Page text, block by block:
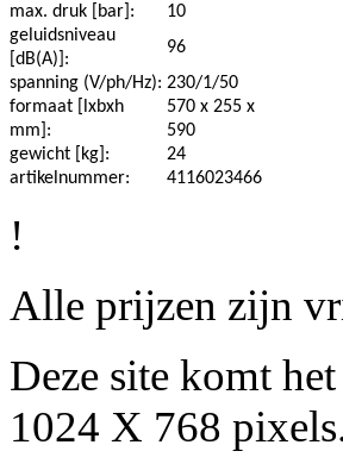
max. druk [bar]:
10
geluidsniveau
[dB(A)]:
96
spanning (V/ph/Hz): 230/1/50
formaat [lxbxh
mm]:
570 x 255 x
590
gewicht [kg]:
24
artikelnummer:
4116023466
!
Alle prijzen zijn
Deze site komt
1024 X 768